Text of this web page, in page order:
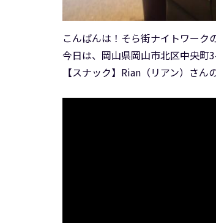
こんばんは！そら街ナイトワーク
今日は、岡山県岡山市北区中央
【スナック】Rian（リアン）さん